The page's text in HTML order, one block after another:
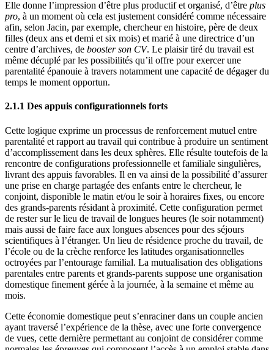
Elle donne l’impression d’être plus productif et organisé, d’être plus
pro, à un moment où cela est justement considéré comme nécessaire
afin, selon Jacin, par exemple, chercheur en histoire, père de deux
filles (deux ans et demi et six mois) et marié à une directrice d’un
centre d’archives, de booster son CV. Le plaisir tiré du travail est
même décuplé par les possibilités qu’il offre pour exercer une
parentalité épanouie à travers notamment une capacité de dégager du
temps le moment opportun.
2.1.1 Des appuis configurationnels forts
Cette logique exprime un processus de renforcement mutuel entre
parentalité et rapport au travail qui contribue à produire un sentiment
d’accomplissement dans les deux sphères. Elle résulte toutefois de la
rencontre de configurations professionnelle et familiale singulières,
livrant des appuis favorables. Il en va ainsi de la possibilité d’assurer
une prise en charge partagée des enfants entre le chercheur, le
conjoint, disponible le matin et/ou le soir à horaires fixes, ou encore
des grands-parents résidant à proximité. Cette configuration permet
de rester sur le lieu de travail de longues heures (le soir notamment)
mais aussi de faire face aux longues absences pour des séjours
scientifiques à l’étranger. Un lieu de résidence proche du travail, de
l’école ou de la crèche renforce les latitudes organisationnelles
octroyées par l’entourage familial. La mutualisation des obligations
parentales entre parents et grands-parents suppose une organisation
domestique finement gérée à la journée, à la semaine et même au
mois.
Cette économie domestique peut s’enraciner dans un couple ancien
ayant traversé l’expérience de la thèse, avec une forte convergence
de vues, cette dernière permettant au conjoint de considérer comme